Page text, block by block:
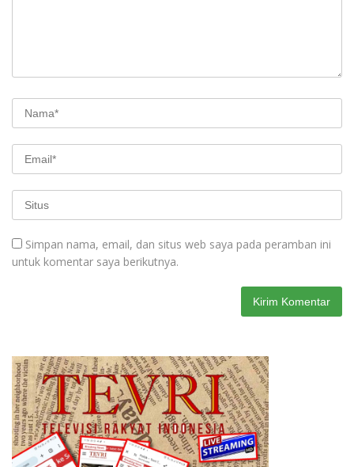
Simpan nama, email, dan situs web saya pada peramban ini
untuk komentar saya berikutnya.